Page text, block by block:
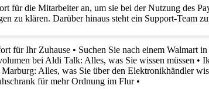
für die Mitarbeiter an, um sie bei der Nutzung des
zu klären. Darüber hinaus steht ein Support-
für Ihr Zuhause • Suchen Sie nach einem Walmart
bei Aldi Talk: Alles, was Sie wissen müssen •
Alles, was Sie über den Elektronikhändler
für mehr Ordnung im Flur•